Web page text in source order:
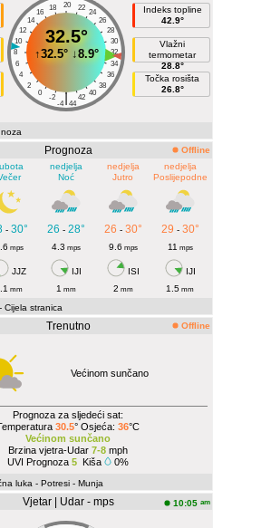
20
18 22
16
24
14
26
12
28
10
30
8
32
6
34
4
36
2
38
0
40
-2 42
|
-4 44
32.5°
↑32.5°↓8.9°
Indeks topline
42.9°
Vlažni
termometar
28.8°
Točka rosišta
26.8°
Prognoza
Offline
nedjelja
Noć
nedjelja
Jutro
nedjelja
Poslijepodne
- 30° 26 - 28° 26 - 30° 29 - 30°
mps 4.3 mps 9.6 mps 11 mps
JJZ IJI ISI
IJI
mm 1 mm 2 mm 1.5 mm
- Cijela stranica
Trenutno Offline
Većinom sunčano
Prognoza za sljedeći sat:
30.5° Osjeća: 36°C
Većinom sunčano
Brzina vjetra-Udar 7-8 mph
UVI Prognoza 5 Kiša 0%
luka - Potresi - Munja
Vjetar | Udar - mps 10:05 am